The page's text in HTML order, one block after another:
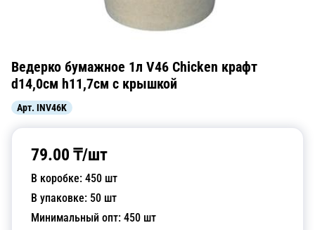
Ведерко бумажное 1л V46 Chicken крафт
d14,0см h11,7см с крышкой
Арт. INV46K
79.00 ₸/шт
В коробке: 450 шт
В упаковке: 50 шт
Минимальный опт: 450 шт